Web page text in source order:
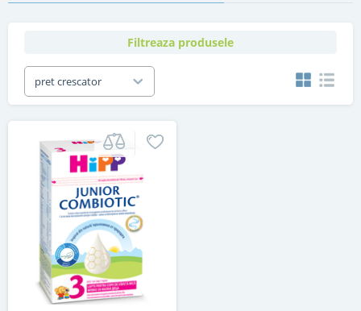
Filtreaza produsele
pret crescator